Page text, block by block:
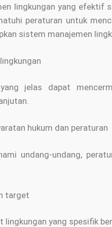
lingkungan yang
peraturan untuk
sistem manajemen
yang jelas dapat
hukum dan peraturan
undang-undang,
target
lingkungan yang spesifik